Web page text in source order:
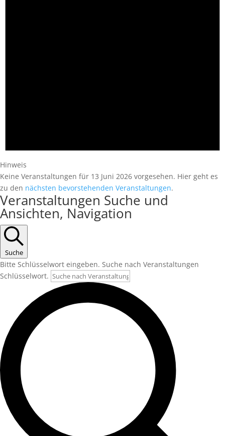
Hinweis
Keine Veranstaltungen für 13 Juni 2026 vorgesehen. Hier geht es
zu den nächsten bevorstehenden Veranstaltungen.
Veranstaltungen Suche und
Ansichten, Navigation
Suche
Bitte Schlüsselwort eingeben. Suche nach Veranstaltungen
Schlüsselwort.